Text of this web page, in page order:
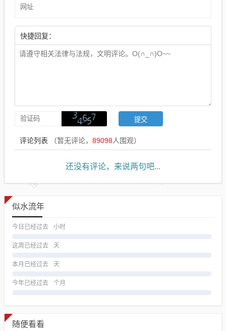
快捷回复：
评论列表 （暂无评论， 89098人围观）
还没有评论，来说两句吧...
似水流年
今日已经过去 小时
这周已经过去 天
本月已经过去 天
今年已经过去 个月
随便看看